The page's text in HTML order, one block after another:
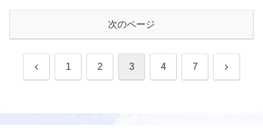
次のページ
前 1 2 3 4 7 次